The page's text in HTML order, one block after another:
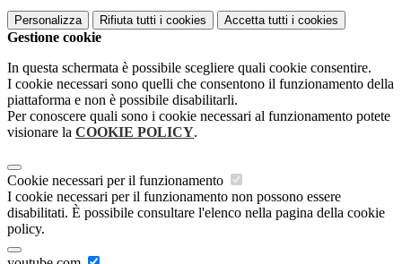
Personalizza Rifiuta tutti i cookies Accetta tutti i cookies
Gestione cookie
In questa schermata è possibile scegliere quali cookie consentire.
I cookie necessari sono quelli che consentono il funzionamento della
piattaforma e non è possibile disabilitarli.
Per conoscere quali sono i cookie necessari al funzionamento potete
visionare la COOKIE POLICY.
Cookie necessari per il funzionamento
I cookie necessari per il funzionamento non possono essere
disabilitati. È possibile consultare l'elenco nella pagina della cookie
policy.